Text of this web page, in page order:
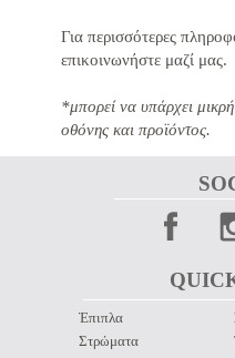
Για περισσότερες
επικοινωνήστε μαζί μας.
*μπορεί να υπάρχει
οθόνης και προϊόντος.
Έπιπλα
Στρώματα